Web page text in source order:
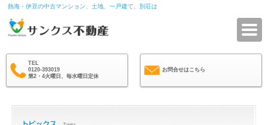
熱海・伊豆の中古マンション、土地、一戸建て、別荘は
TEL
0120-393019
第2・4火曜日、毎水曜日定休
お問合せはこちら